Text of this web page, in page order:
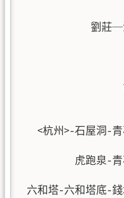
劉莊
<杭州>-石屋洞-
虎跑泉-
六和塔-六和塔底-